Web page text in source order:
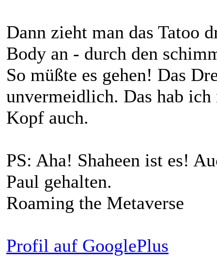
Dann zieht man das Tatoo
Body an - durch den
So müßte es gehen! Das
unvermeidlich. Das hab
Kopf auch.
PS: Aha! Shaheen ist es!
Paul gehalten.
Roaming the Metaverse
Profil auf GooglePlus